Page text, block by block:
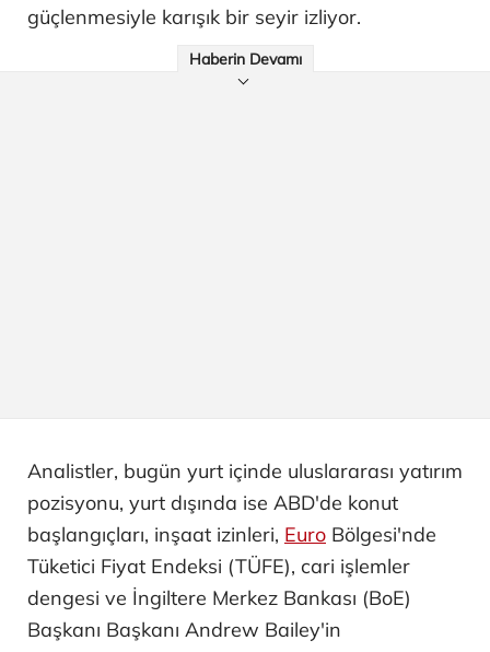
güçlenmesiyle karışık bir seyir izliyor.
Haberin Devamı
Analistler, bugün yurt içinde uluslararası yatırım
pozisyonu, yurt dışında ise ABD'de konut
başlangıçları, inşaat izinleri, Euro Bölgesi'nde
Tüketici Fiyat Endeksi (TÜFE), cari işlemler
dengesi ve İngiltere Merkez Bankası (BoE)
Başkanı Başkanı Andrew Bailey'in